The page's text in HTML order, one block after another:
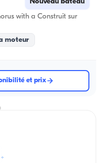
Nouveau bateau
with a Construit sur
moteur
et prix